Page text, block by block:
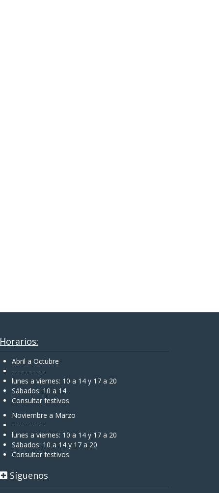
Horarios:
Abril a Octubre
--------------
lunes a viernes: 10 a 14 y 17 a 20
Sábados: 10 a 14
Consultar festivos
Noviembre a Marzo
--------------
lunes a viernes: 10 a 14 y 17 a 20
Sábados: 10 a 14 y 17 a 20
Consultar festivos
Síguenos